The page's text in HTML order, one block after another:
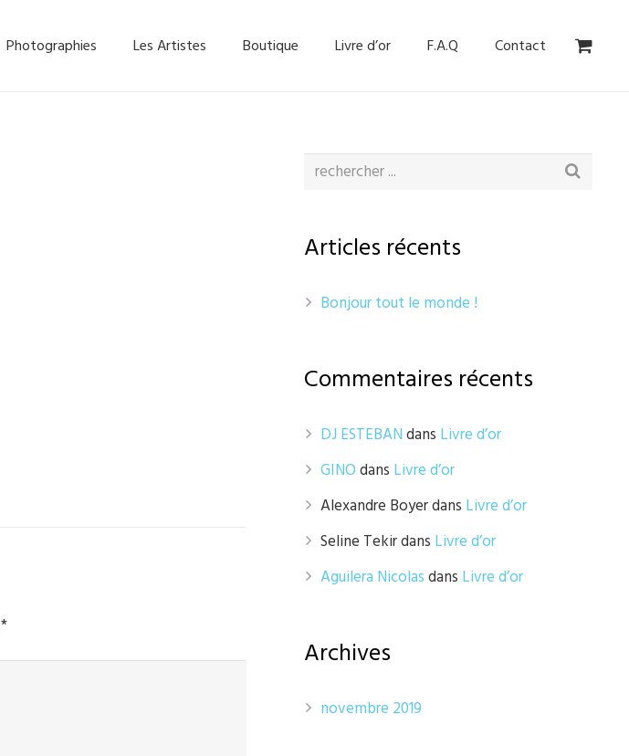
Photographies Les Artistes Boutique Livre d’or F.A.Q Contact
*
Articles récents
Bonjour tout le monde !
Commentaires récents
DJ ESTEBANdans Livre d’or
GINOdans Livre d’or
Alexandre Boyerdans Livre d’or
Seline Tekirdans Livre d’or
Aguilera Nicolasdans Livre d’or
Archives
novembre 2019